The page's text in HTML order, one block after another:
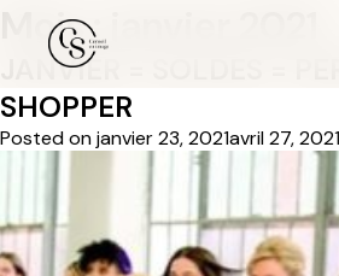
Mois :
JANVIER = SOLDES =
SHOPPER
Posted onjanvier 23, 2021avril 27, 2021